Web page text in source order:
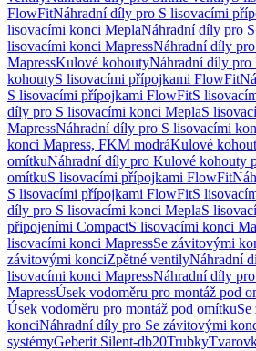
FlowFitNáhradní díly pro S lisovacími
lisovacími konci MeplaNáhradní díly pro
lisovacími konci MapressNáhradní díly
MapressKulové kohoutyNáhradní díly pro
kohoutyS lisovacími přípojkami FlowFit
S lisovacími přípojkami FlowFitS
díly pro S lisovacími konci MeplaS
MapressNáhradní díly pro S lisovacími
konci Mapress, FKM modráKulové
omítkuNáhradní díly pro Kulové kohouty
omítkuS lisovacími přípojkami FlowFit
S lisovacími přípojkami FlowFitS
díly pro S lisovacími konci MeplaS
připojeními CompactS lisovacími konci
lisovacími konci MapressSe závitovými
závitovými konciZpětné ventilyNáhradní
lisovacími konci MapressNáhradní díly
MapressÚsek vodoměru pro montáž pod
Úsek vodoměru pro montáž pod omítku
konciNáhradní díly pro Se závitovými
systémyGeberit Silent-db20Trubky